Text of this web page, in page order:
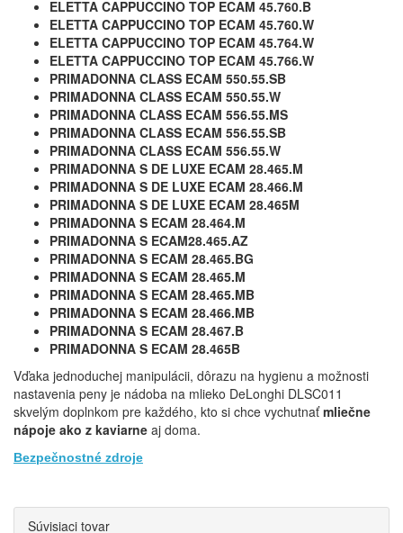
ELETTA CAPPUCCINO TOP ECAM 45.760.B
ELETTA CAPPUCCINO TOP ECAM 45.760.W
ELETTA CAPPUCCINO TOP ECAM 45.764.W
ELETTA CAPPUCCINO TOP ECAM 45.766.W
PRIMADONNA CLASS ECAM 550.55.SB
PRIMADONNA CLASS ECAM 550.55.W
PRIMADONNA CLASS ECAM 556.55.MS
PRIMADONNA CLASS ECAM 556.55.SB
PRIMADONNA CLASS ECAM 556.55.W
PRIMADONNA S DE LUXE ECAM 28.465.M
PRIMADONNA S DE LUXE ECAM 28.466.M
PRIMADONNA S DE LUXE ECAM 28.465M
PRIMADONNA S ECAM 28.464.M
PRIMADONNA S ECAM28.465.AZ
PRIMADONNA S ECAM 28.465.BG
PRIMADONNA S ECAM 28.465.M
PRIMADONNA S ECAM 28.465.MB
PRIMADONNA S ECAM 28.466.MB
PRIMADONNA S ECAM 28.467.B
PRIMADONNA S ECAM 28.465B
Vďaka jednoduchej manipulácii, dôrazu na hygienu a možnosti
nastavenia peny je nádoba na mlieko DeLonghi DLSC011
skvelým doplnkom pre každého, kto si chce vychutnaťmliečne
nápoje ako z kaviarne aj doma.
Bezpečnostné zdroje
Súvisiaci tovar